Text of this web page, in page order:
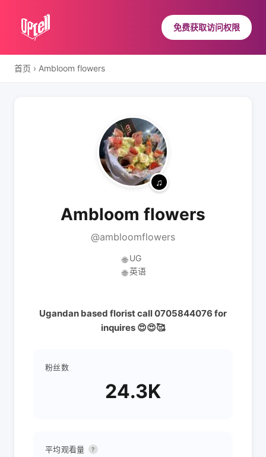
免费获取访问权限
首页 › Ambloom flowers
Ambloom flowers
@ambloomflowers
🌐 UG
🌐 英语
Ugandan based florist call 0705844076 for
inquires 😍😍🥰
粉丝数
24.3K
平均观看量 ?